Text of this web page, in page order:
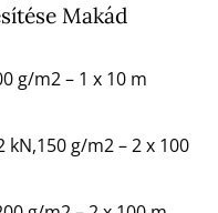
Makád
g/m2 – 1 x 10 m
g/m2 – 2 x 100